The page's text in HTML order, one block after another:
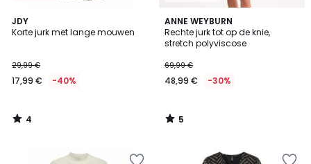
JDY
Korte jurk met lange mouwen
29,99 €
17,99 € -40%
4
/
4
/
ANNE WEYBURN
Rechte jurk tot op de knie,
stretch polyviscose
69,99 €
48,99 € -30%
5
/
5
5
/